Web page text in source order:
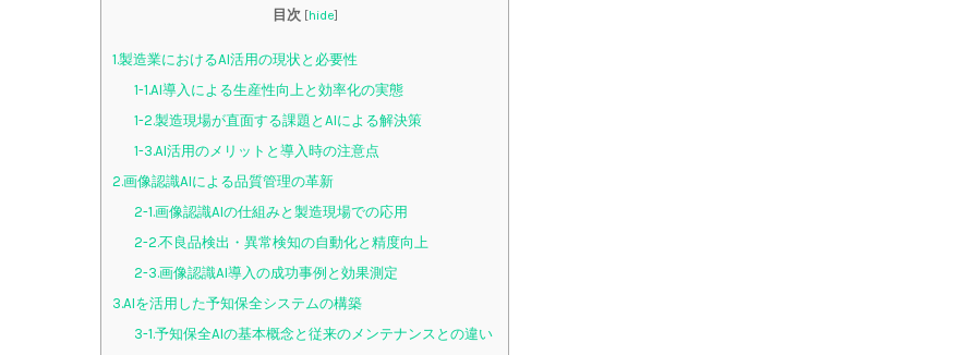
目次 [hide]
1.製造業におけるAI活用の現状と必要性
1-1.AI導入による生産性向上と効率化の実態
1-2.製造現場が直面する課題とAIによる解決策
1-3.AI活用のメリットと導入時の注意点
2.画像認識AIによる品質管理の革新
2-1.画像認識AIの仕組みと製造現場での応用
2-2.不良品検出・異常検知の自動化と精度向上
2-3.画像認識AI導入の成功事例と効果測定
3.AIを活用した予知保全システムの構築
3-1.予知保全AIの基本概念と従来のメンテナンスとの違い